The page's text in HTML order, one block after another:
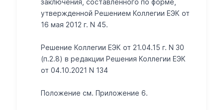
заключения, составленного по форме,
утвержденной Решением Коллегии ЕЭК от
16 мая 2012 г. N 45.
Решение Коллегии ЕЭК от 21.04.15 г. N 30
(п.2.8) в редакции Решения Коллегии ЕЭК
от 04.10.2021 N 134
Положение см. Приложение 6.